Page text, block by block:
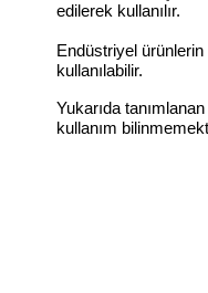
edilerek kullanılır.
Endüstriyel
kullanılabilir.
Yukarıda
kullanım